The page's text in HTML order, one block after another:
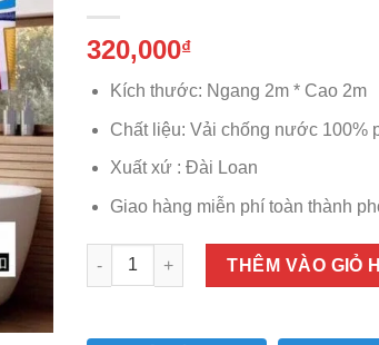
to
320,000₫
Kích thước: Ngang 2m * Cao 2m
Chất liệu: Vải chống nước 100%
Xuất xứ : Đài Loan
Giao hàng miễn phí toàn thành
Số lượng
THÊM VÀO GIỎ